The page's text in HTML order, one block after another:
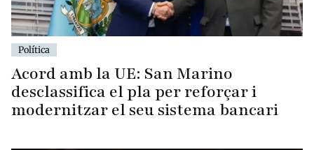
Política
Acord amb la UE: San Marino
desclassifica el pla per reforçar i
modernitzar el seu sistema bancari